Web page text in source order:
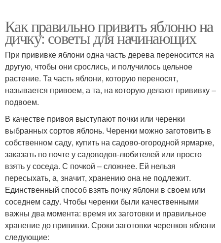
Как правильно привить яблоню на
дичку: советы для начинающих
При прививке яблони одна часть дерева переносится на
другую, чтобы они срослись, и получилось цельное
растение. Та часть яблони, которую переносят,
называется привоем, а та, на которую делают прививку –
подвоем.
В качестве привоя выступают почки или черенки
выбранных сортов яблонь. Черенки можно заготовить в
собственном саду, купить на садово-огородной ярмарке,
заказать по почте у садоводов-любителей или просто
взять у соседа. С почкой – сложнее. Ей нельзя
пересыхать, а, значит, хранению она не подлежит.
Единственный способ взять почку яблони в своем или
соседнем саду. Чтобы черенки были качественными
важны два момента: время их заготовки и правильное
хранение до прививки. Сроки заготовки черенков яблони
следующие: